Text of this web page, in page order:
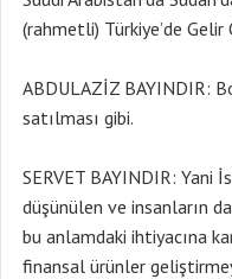
(rahmetli) Türkiye’de
ABDULAZİZ BAYINDIR:
satılması gibi.
SERVET BAYINDIR: Yani
düşünülen ve insanların
bu anlamdaki ihtiyacına
finansal ürünler